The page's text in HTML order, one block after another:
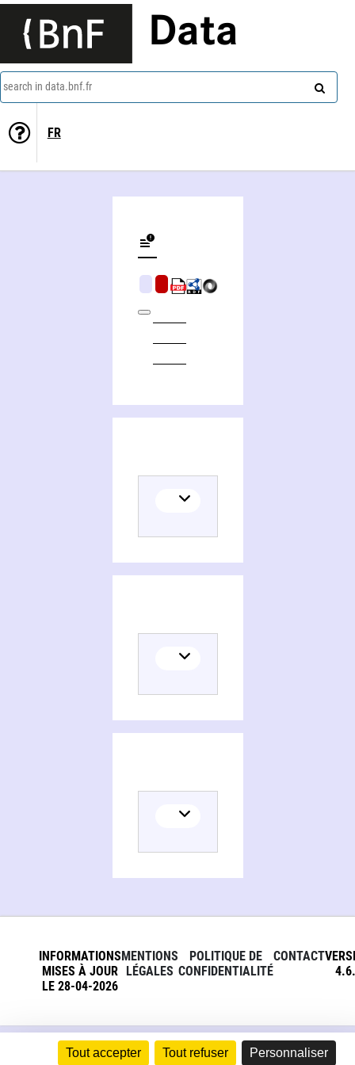
Tout accepter Tout refuser Personnaliser
Data
search in data.bnf.fr
FR
INFORMATIONS
MISES À JOUR
LE 28-04-2026
MENTIONS
LÉGALES
POLITIQUE DE
CONFIDENTIALITÉ
CONTACT